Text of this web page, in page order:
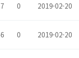
0 2019-02-20
0 2019-02-20